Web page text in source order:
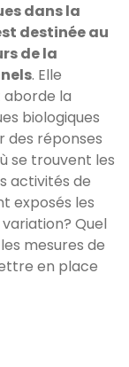
dans la
destinée au
de la
. Elle
la
biologiques
des réponses
se trouvent les
activités de
exposés les
Quel
mesures de
en place